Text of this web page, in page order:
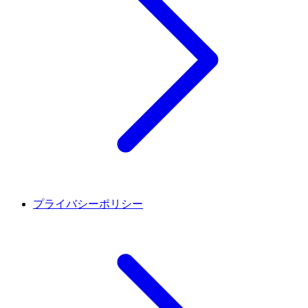
プライバシーポリシー